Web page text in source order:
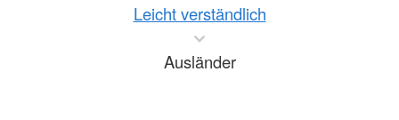
Leicht verständlich
Ausländer